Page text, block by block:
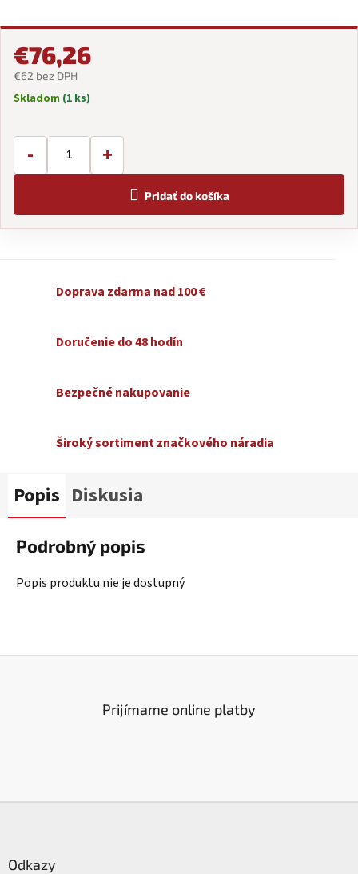
€76,26
€62 bez DPH
Jednotková
Skladom (1 ks)
- +
Pridať do košíka
Doprava zdarma nad 100 €
Doručenie do 48 hodín
Bezpečné nakupovanie
Široký sortiment značkového náradia
Popis Diskusia
Podrobný popis
Popis produktu nie je dostupný
Prijímame online platby
Odkazy